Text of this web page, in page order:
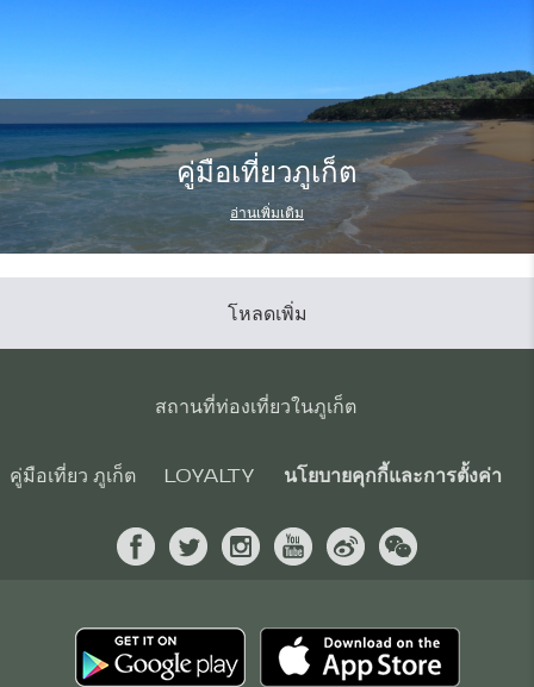
คู่มือเที่ยวภูเก็ต
อ่านเพิ่มเติม
โหลดเพิ่ม
สถานที่ท่องเที่ยวในภูเก็ต
คู่มือเที่ยว ภูเก็ต LOYALTY นโยบายคุกกี้และการตั้งค่า